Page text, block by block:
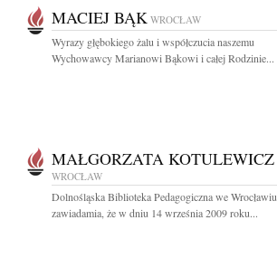
MACIEJ BĄK WROCŁAW
Wyrazy głębokiego żalu i współczucia naszemu
Wychowawcy Marianowi Bąkowi i całej Rodzinie...
MAŁGORZATA KOTULEWICZ
WROCŁAW
Dolnośląska Biblioteka Pedagogiczna we Wrocławiu
zawiadamia, że w dniu 14 września 2009 roku...